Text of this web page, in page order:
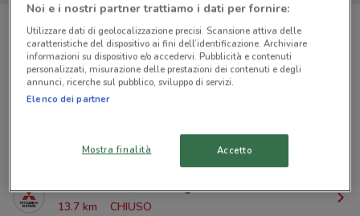
Negozi Mitsubishi a Gaglianico
© MapTiler © OpenStreetMap contributors
Via Gambone, 6 Bollengo
13.7 km
CHIUSO
Noi e i nostri partner trattiamo i dati per fornire:
Utilizzare dati di geolocalizzazione precisi. Scansione attiva delle
caratteristiche del dispositivo ai fini dell’identificazione. Archiviare
informazioni su dispositivo e/o accedervi. Pubblicità e contenuti
personalizzati, misurazione delle prestazioni dei contenuti e degli
annunci, ricerche sul pubblico, sviluppo di servizi.
Elenco dei partner
Mostra finalità Accetto